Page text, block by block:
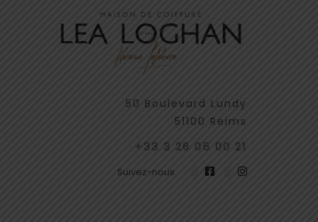
50 Boulevard Lundy
51100 Reims
+33 3 26 05 00 21
Suivez-nous